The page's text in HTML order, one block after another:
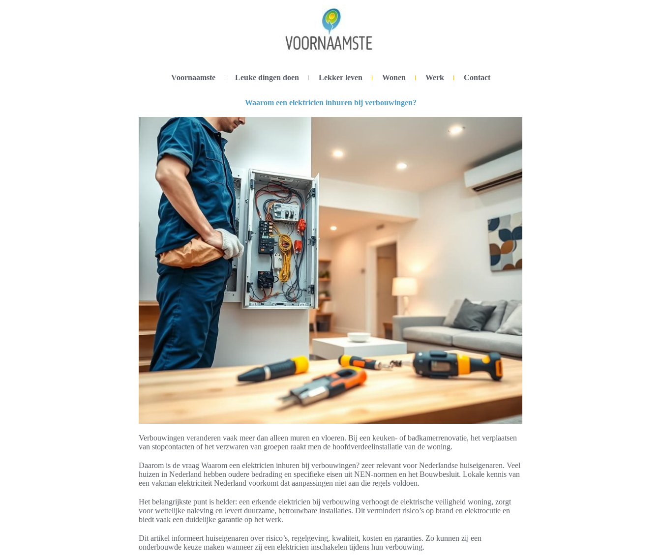
Voornaamste Leuke dingen doen Lekker leven Wonen Werk Contact
Waarom een elektricien inhuren bij verbouwingen?
Verbouwingen veranderen vaak meer dan alleen muren en vloeren. Bij een keuken- of badkamerrenovatie, het verplaatsen
van stopcontacten of het verzwaren van groepen raakt men de hoofdverdeelinstallatie van de woning.
Daarom is de vraag Waarom een elektricien inhuren bij verbouwingen? zeer relevant voor Nederlandse huiseigenaren. Veel
huizen in Nederland hebben oudere bedrading en specifieke eisen uit NEN-normen en het Bouwbesluit. Lokale kennis van
een vakman elektriciteit Nederland voorkomt dat aanpassingen niet aan die regels voldoen.
Het belangrijkste punt is helder: een erkende elektricien bij verbouwing verhoogt de elektrische veiligheid woning, zorgt
voor wettelijke naleving en levert duurzame, betrouwbare installaties. Dit vermindert risico’s op brand en elektrocutie en
biedt vaak een duidelijke garantie op het werk.
Dit artikel informeert huiseigenaren over risico’s, regelgeving, kwaliteit, kosten en garanties. Zo kunnen zij een
onderbouwde keuze maken wanneer zij een elektricien inschakelen tijdens hun verbouwing.